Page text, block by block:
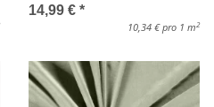
14,99 € *
10,34 € pro 1 m 2